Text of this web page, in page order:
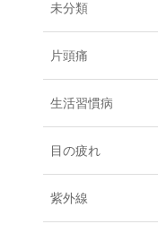
未分類
片頭痛
生活習慣病
目の疲れ
紫外線